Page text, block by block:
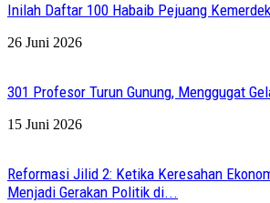
Inilah Daftar 100 Habaib Pejuang
26 Juni 2026
301 Profesor Turun Gunung, Menggugat
15 Juni 2026
Reformasi Jilid 2: Ketika Keresahan
Menjadi Gerakan Politik di...